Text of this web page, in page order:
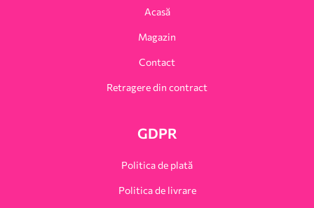
Acasă
Magazin
Contact
Retragere din contract
GDPR
Politica de plată
Politica de livrare